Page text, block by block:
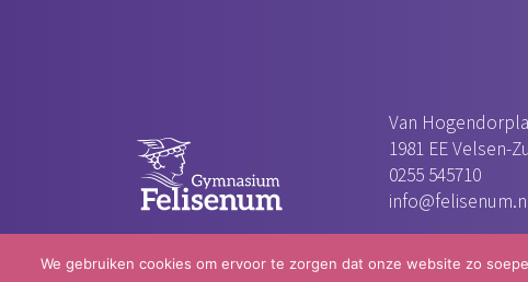
Van
1981 EE Velsen-
0255 545710
© 2026 Gymnasium Felisenum |Privacyverklaring
We gebruiken cookies om ervoor te zorgen dat onze website zo